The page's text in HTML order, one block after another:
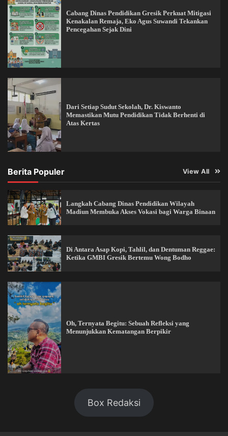
Cabang Dinas Pendidikan Gresik Perkuat Mitigasi
Kenakalan Remaja, Eko Agus Suwandi Tekankan
Pencegahan Sejak Dini
Dari Setiap Sudut Sekolah, Dr. Kiswanto
Memastikan Mutu Pendidikan Tidak Berhenti di
Atas Kertas
Berita Populer View All
Langkah Cabang Dinas Pendidikan Wilayah
Madiun Membuka Akses Vokasi bagi Warga Binaan
Di Antara Asap Kopi, Tahlil, dan Dentuman Reggae:
Ketika GMBI Gresik Bertemu Wong Bodho
Oh, Ternyata Begitu: Sebuah Refleksi yang
Menunjukkan Kematangan Berpikir
Box Redaksi